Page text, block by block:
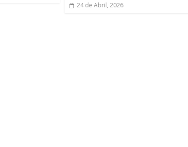
24 de Abril, 2026